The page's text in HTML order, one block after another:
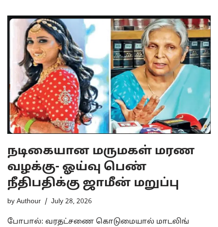
நடிகையான மருமகள் மரண
வழக்கு- ஓய்வு பெண்
நீதிபதிக்கு ஜாமீன் மறுப்பு
by Authour July 28, 2026
போபால்: வரதட்சணை கொடுமையால் மாடலிங்